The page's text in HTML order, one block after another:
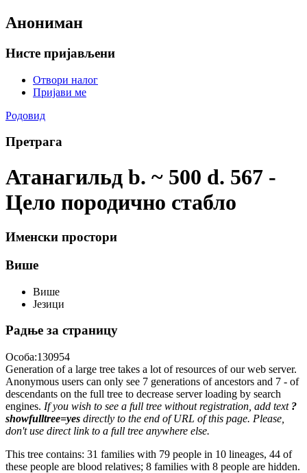
Анониман
Нисте пријављени
Отвори налог
Пријави ме
Родовид
Претрага
Атанагильд b. ~ 500 d. 567 -
Цело породично стабло
Именски простори
Више
Више
Језици
Радње за страницу
Особа:130954
Generation of a large tree takes a lot of resources of our web server.
Anonymous users can only see 7 generations of ancestors and 7 - of
descendants on the full tree to decrease server loading by search
engines. If you wish to see a full tree without registration, add text ?
showfulltree=yes directly to the end of URL of this page. Please,
don't use direct link to a full tree anywhere else.
This tree contains: 31 families with 79 people in 10 lineages, 44 of
these people are blood relatives; 8 families with 8 people are hidden.